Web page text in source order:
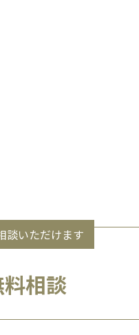
談いただけます
相談